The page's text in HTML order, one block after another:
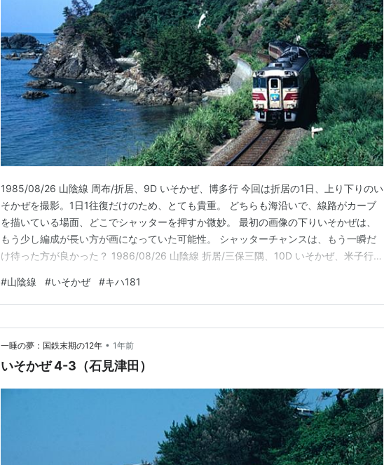
1985/08/26 山陰線 周布/折居、9D いそかぜ、博多行 今回は折居の1日、上り下りのい
そかぜを撮影。1日1往復だけのため、とても貴重。 どちらも海沿いで、線路がカーブ
を描いている場面、どこでシャッターを押すか微妙。 最初の画像の下りいそかぜは、
もう少し編成が長い方が画になっていた可能性。 シャッターチャンスは、もう一瞬だ
け待った方が良かった？ 1986/08/26 山陰線 折居/三保三隅、10D いそかぜ、米子行
らはもし可能であれば、もう少し高い位置からの撮影が良かったように感じた。 毎度
のことにはなる…
#山陰線 #いそかぜ #キハ181
一睡の夢：国鉄末期の12年 • 1年前
いそかぜ 4-3（石見津田）